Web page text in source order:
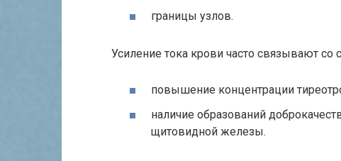
границы узлов.
Усиление тока крови часто связывают
повышение концентрации
наличие образований
щитовидной железы.